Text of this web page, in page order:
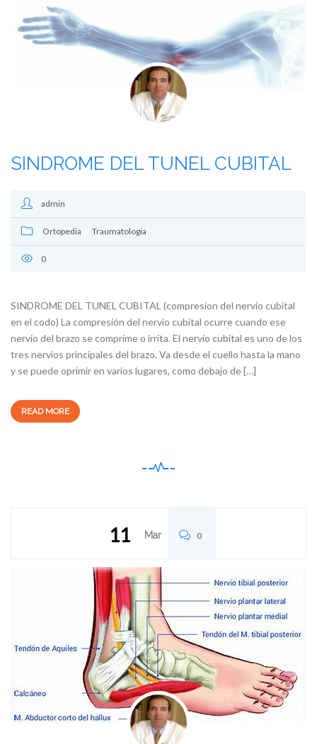
SINDROME DEL TUNEL CUBITAL
admin
Ortopedia Traumatologia
0
SINDROME DEL TUNEL CUBITAL (compresion del nervio cubital
en el codo) La compresión del nervio cubital ocurre cuando ese
nervio del brazo se comprime o irrita. El nervio cubital es uno de los
tres nervios principales del brazo. Va desde el cuello hasta la mano
y se puede oprimir en varios lugares, como debajo de […]
READ MORE
11 Mar 0